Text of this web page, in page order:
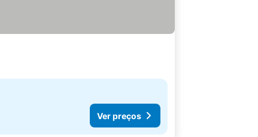
Ver preços